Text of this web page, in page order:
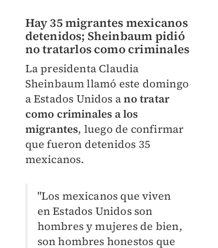
Hay 35 migrantes mexicanos
detenidos; Sheinbaum pidió
no tratarlos como criminales
La presidenta Claudia
Sheinbaum llamó este domingo
a Estados Unidos ano tratar
como criminales a los
migrantes, luego de confirmar
que fueron detenidos 35
mexicanos.
"Los mexicanos que viven
en Estados Unidos son
hombres y mujeres de bien,
son hombres honestos que